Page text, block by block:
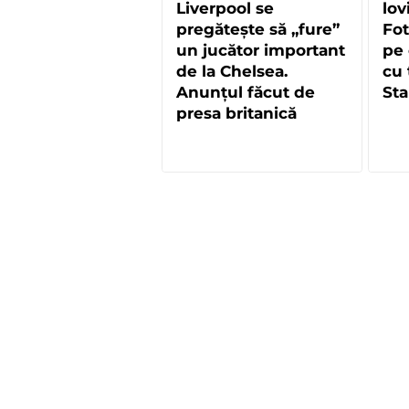
Liverpool se
pregătește să „fure”
un jucător important
de la Chelsea.
Anunțul făcut de
presa britanică
pe
cu